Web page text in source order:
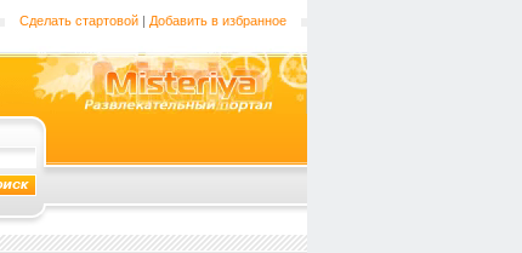
Сделать стартовой | Добавить в избранное